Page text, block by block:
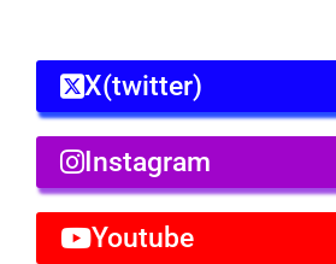
X(twitter)
Instagram
Youtube